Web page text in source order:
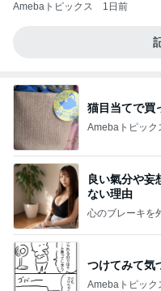
Amebaトピックス 1日前
猫目当てで買
Amebaトピック
良い氣分や妄
ない理由
心のブレーキを
つけてみて気
Amebaトピック